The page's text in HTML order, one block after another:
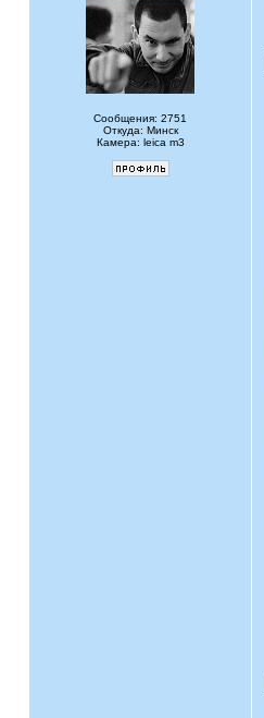
Сообщения: 2751
Откуда: Минск
Камера: leica m3